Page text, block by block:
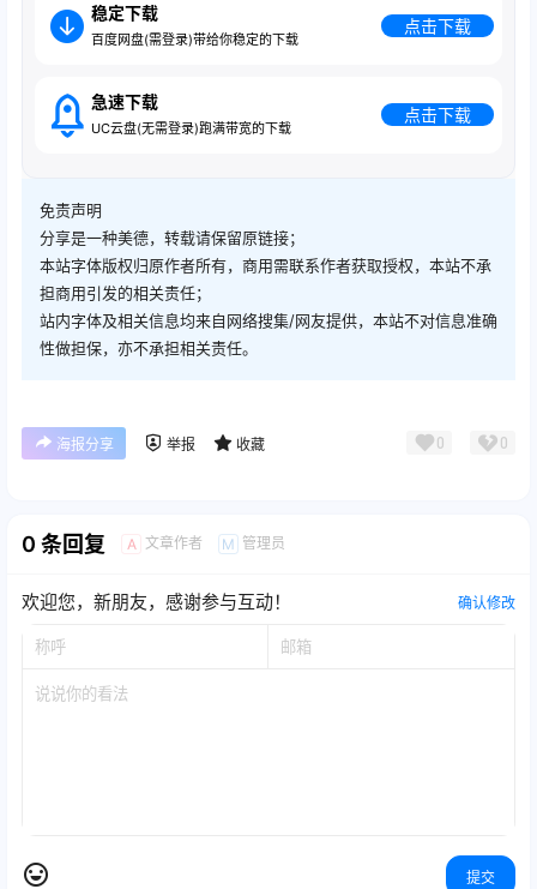
稳定下载
百度网盘(需登录)带给你稳定的下载
点击下载
急速下载
UC云盘(无需登录)跑满带宽的下载
点击下载
免责声明
分享是一种美德，转载请保留原链接；
本站字体版权归原作者所有，商用需联系作者获取授权，本站不承
担商用引发的相关责任；
站内字体及相关信息均来自网络搜集/网友提供，本站不对信息准确
性做担保，亦不承担相关责任。
海报分享 举报 收藏 0 0
0 条回复 A 文章作者 M 管理员
欢迎您，新朋友，感谢参与互动！ 确认修改
提交